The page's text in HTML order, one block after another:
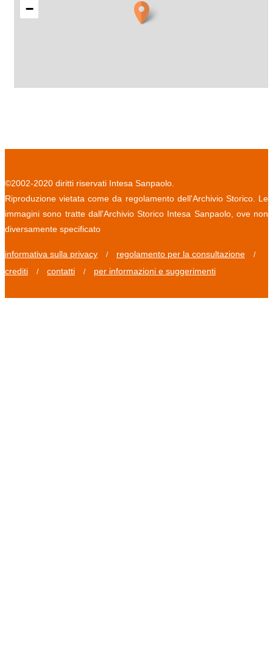
−
©2002-2020 diritti riservati Intesa Sanpaolo.
Riproduzione vietata come da regolamento dell'Archivio Storico. Le
immagini sono tratte dall'Archivio Storico Intesa Sanpaolo, ove non
diversamente specificato
informativa sulla privacy / regolamento per la consultazione /
crediti / contatti / per informazioni e suggerimenti